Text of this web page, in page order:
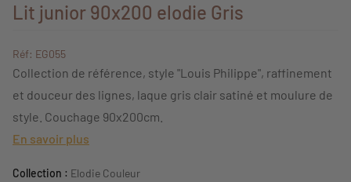
Lit junior 90x200 elodie Gris
Réf: EG055
Collection de référence, style "Louis Philippe", raffinement
et douceur des lignes, laque gris clair satiné et moulure de
style. Couchage 90x200cm.
En savoir plus
Collection : Elodie Couleur